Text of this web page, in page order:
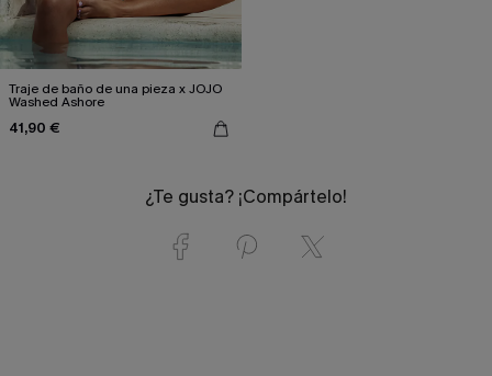
Traje de baño de una pieza x JOJO
Washed Ashore
41,90 €
¿Te gusta? ¡Compártelo!